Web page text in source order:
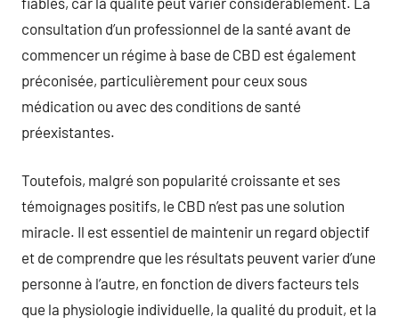
consultation d’un professionnel de la santé avant de
commencer un régime à base de CBD est également
préconisée, particulièrement pour ceux sous
médication ou avec des conditions de santé
préexistantes.
Toutefois, malgré son popularité croissante et ses
témoignages positifs, le CBD n’est pas une solution
miracle. Il est essentiel de maintenir un regard objectif
et de comprendre que les résultats peuvent varier d’une
personne à l’autre, en fonction de divers facteurs tels
que la physiologie individuelle, la qualité du produit, et la